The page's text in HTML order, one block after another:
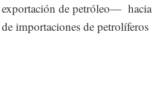
exportación de petróleo— hacia
importaciones de petrolíferos